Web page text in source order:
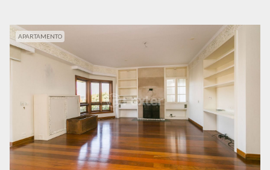
APARTAMENTO